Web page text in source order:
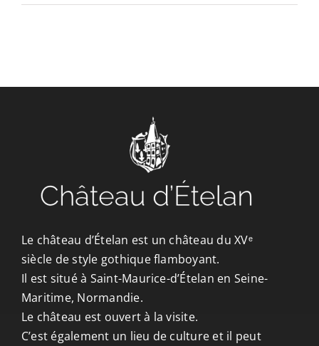
Le château d’Ételan est un château du XVᵉ
siècle de style gothique flamboyant.
Il est situé à Saint-Maurice-d’Ételan en Seine-
Maritime, Normandie.
Le château est ouvert à la visite.
C’est également un lieu de culture et il peut